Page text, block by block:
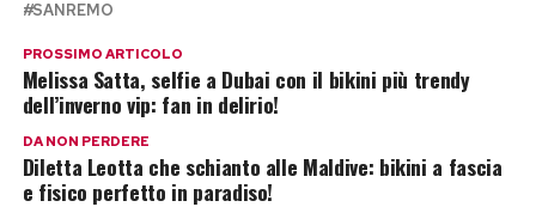
SANREMO
PROSSIMO ARTICOLO
Melissa Satta, selfie a Dubai con il bikini più trendy
dell’inverno vip: fan in delirio!
DA NON PERDERE
Diletta Leotta che schianto alle Maldive: bikini a fascia
e fisico perfetto in paradiso!